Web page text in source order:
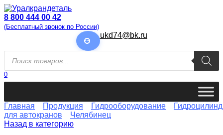
Перейти
к
содержанию
8 800 444 00 42
(Бесплатный звонок по России)
ukd74@bk.ru
Поиск
товаров
0
Главная Продукция Гидрооборудование
для автокранов
Челябинец
Назад в категорию